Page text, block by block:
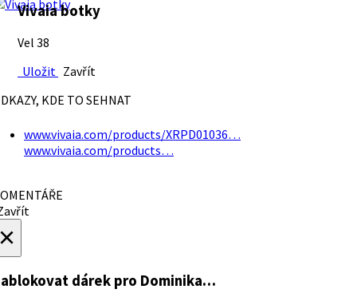
Vivaia botky
Vel 38
Uložit Zavřít
KDE TO SEHNAT
www.vivaia.com/products/XRPD01036…
www.vivaia.com/products…
dárek pro Dominika…